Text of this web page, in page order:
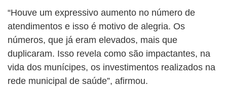
“Houve um expressivo aumento no número de
atendimentos e isso é motivo de alegria. Os
números, que já eram elevados, mais que
duplicaram. Isso revela como são impactantes, na
vida dos munícipes, os investimentos realizados na
rede municipal de saúde”, afirmou.